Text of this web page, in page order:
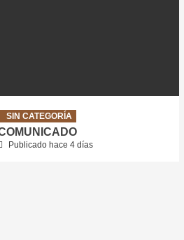
SIN CATEGORÍA
Publicado hace 4 días